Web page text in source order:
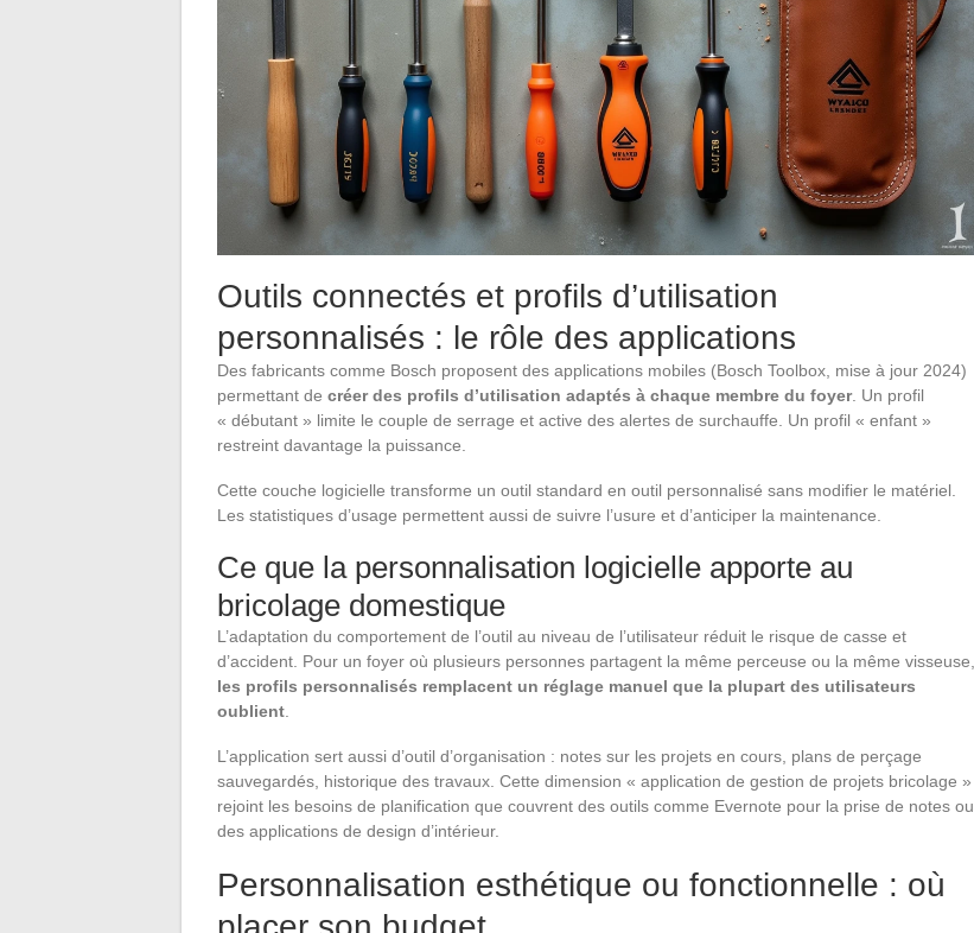
Outils connectés et profils d’utilisation
personnalisés : le rôle des applications
Des fabricants comme Bosch proposent des applications mobiles (Bosch Toolbox, mise à jour 2024)
permettant de créer des profils d’utilisation adaptés à chaque membre du foyer. Un profil
« débutant » limite le couple de serrage et active des alertes de surchauffe. Un profil « enfant »
restreint davantage la puissance.
Cette couche logicielle transforme un outil standard en outil personnalisé sans modifier le matériel.
Les statistiques d’usage permettent aussi de suivre l’usure et d’anticiper la maintenance.
Ce que la personnalisation logicielle apporte au
bricolage domestique
L’adaptation du comportement de l’outil au niveau de l’utilisateur réduit le risque de casse et
d’accident. Pour un foyer où plusieurs personnes partagent la même perceuse ou la même visseuse,
les profils personnalisés remplacent un réglage manuel que la plupart des utilisateurs
oublient
L’application sert aussi d’outil d’organisation : notes sur les projets en cours, plans de perçage
sauvegardés, historique des travaux. Cette dimension « application de gestion de projets bricolage »
rejoint les besoins de planification que couvrent des outils comme Evernote pour la prise de notes ou
des applications de design d’intérieur.
Personnalisation esthétique ou fonctionnelle : où